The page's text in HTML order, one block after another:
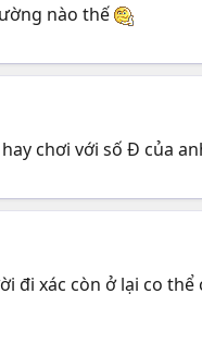
nào thế
chơi với số Đ của
đi xác còn ở lại co